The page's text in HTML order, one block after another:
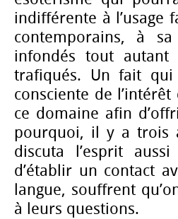
indifférente à l’usage
contemporains, à
infondés tout autant
trafiqués. Un fait
consciente de
ce domaine afin
pourquoi, il y a trois
discuta l’esprit
d’établir un contact
langue, souffrent
à leurs questions.